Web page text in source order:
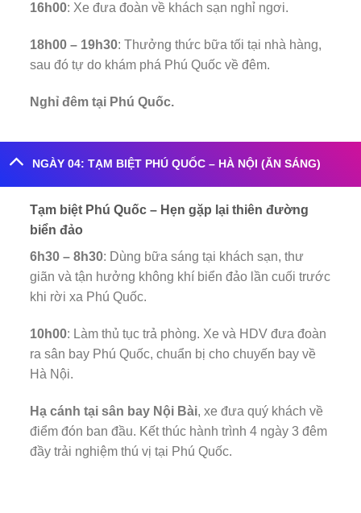
16h00: Xe đưa đoàn về khách sạn nghỉ ngơi.
18h00 – 19h30: Thưởng thức bữa tối tại nhà hàng,
sau đó tự do khám phá Phú Quốc về đêm.
Nghỉ đêm tại Phú Quốc.
NGÀY 04: TẠM BIỆT PHÚ QUỐC – HÀ NỘI (ĂN SÁNG)
Tạm biệt Phú Quốc – Hẹn gặp lại thiên đường
biển đảo
6h30 – 8h30: Dùng bữa sáng tại khách sạn, thư
giãn và tận hưởng không khí biển đảo lần cuối trước
khi rời xa Phú Quốc.
10h00: Làm thủ tục trả phòng. Xe và HDV đưa đoàn
ra sân bay Phú Quốc, chuẩn bị cho chuyến bay về
Hà Nội.
Hạ cánh tại sân bay Nội Bài, xe đưa quý khách về
điểm đón ban đầu. Kết thúc hành trình 4 ngày 3 đêm
đầy trải nghiệm thú vị tại Phú Quốc.